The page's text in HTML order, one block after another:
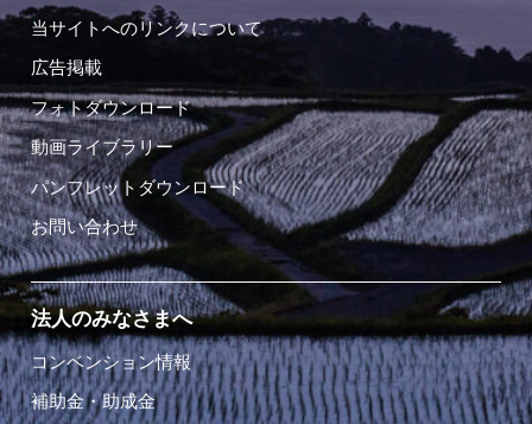
当サイトへのリンクについて
広告掲載
フォトダウンロード
動画ライブラリー
パンフレットダウンロード
お問い合わせ
法人のみなさまへ
コンベンション情報
補助金・助成金